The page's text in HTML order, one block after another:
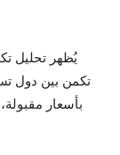
يُظهر تحليل
تكمن بين دول
بأسعار